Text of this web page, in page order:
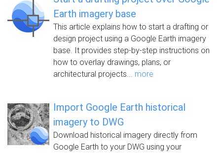
Earth imagery base
This article explains how to start a drafting or
design project using a Google Earth imagery
base. It provides step-by-step instructions on
how to overlay drawings, plans, or
architectural projects... more
Import Google Earth historical
imagery to DWG
Download historical imagery directly from
Google Earth to your DWG using your